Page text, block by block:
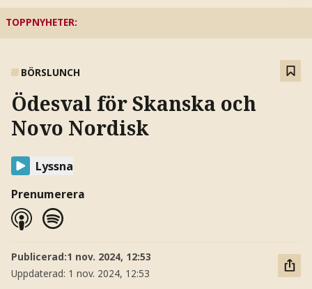
TOPPNYHETER:
BÖRSLUNCH
Ödesval för Skanska och
Novo Nordisk
Lyssna
Prenumerera
Publicerad:1 nov. 2024, 12:53
Uppdaterad: 1 nov. 2024, 12:53